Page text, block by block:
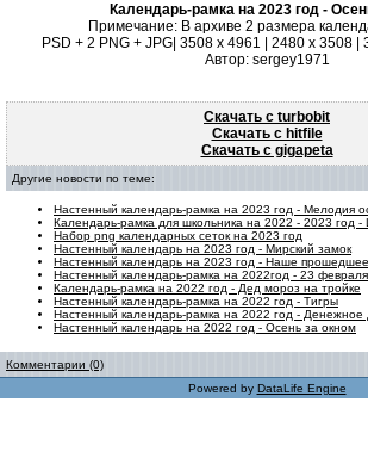
Календарь-рамка на 2023 год -
Примечание: В архиве 2 размера
PSD + 2 PNG + JPG| 3508 x 4961 | 2480 x 3508 |
Автор: sergey1971
Скачать с turbobit
Скачать с hitfile
Скачать с gigapeta
Другие новости по теме:
Настенный календарь-рамка на 2023 год - Мелодия
Календарь-рамка для школьника на 2022 - 2023 год -
Набор png календарных сеток на 2023 год
Настенный календарь на 2023 год - Мирский замок
Настенный календарь на 2023 год - Наше
Настенный календарь-рамка на 2022год - 23 февраля
Календарь-рамка на 2022 год - Дед мороз на тройке
Настенный календарь-рамка на 2022 год - Тигры
Настенный календарь-рамка на 2022 год - Денежное
Настенный календарь на 2022 год - Осень за окном
Комментарии (0)
Powered by DataLife Engine